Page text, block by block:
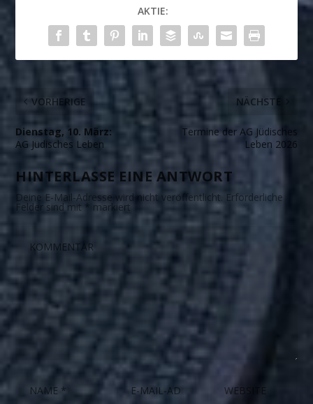
AKTIE:
VORHERIGE
Dienstag, 10. März:
AG Jüdisches Leben
NÄCHSTE
Termine der AG Jüdisches
Leben 2026
HINTERLASSE EINE ANTWORT
Deine E-Mail-Adresse wird nicht veröffentlicht. Erforderliche
Felder sind mit * markiert